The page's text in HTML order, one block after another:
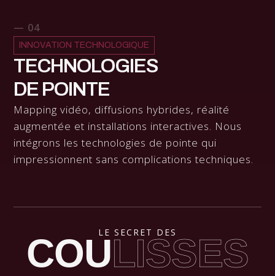
— 04
INNOVATION TECHNOLOGIQUE
TECHNOLOGIES
DE POINTE
Mapping vidéo, diffusions hybrides, réalité
augmentée et installations interactives. Nous
intégrons les technologies de pointe qui
impressionnent sans complications techniques.
LE SECRET DES
COULISSES